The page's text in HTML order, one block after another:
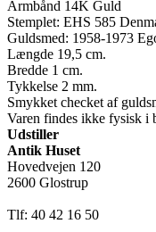
Armbånd 14K Guld
Stemplet: EHS 585
Guldsmed: 1958-1973
Længde 19,5 cm.
Bredde 1 cm.
Tykkelse 2 mm.
Smykket checket af
Varen findes ikke fysisk i
Udstiller
Antik Huset
Hovedvejen 120
2600 Glostrup
Tlf: 40 42 16 50